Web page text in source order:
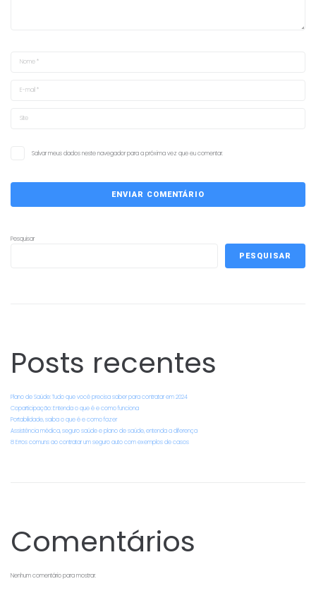
Salvar meus dados neste navegador para a próxima vez que eu comentar.
Pesquisar
PESQUISAR
Posts recentes
Plano de Saúde: Tudo que você precisa saber para contratar em 2024
Coparticipação: Entenda o que é e como funciona
Portabilidade, saiba o que é e como fazer
Assistência médica, seguro saúde e plano de saúde, entenda a diferença
8 Erros comuns ao contratar um seguro auto com exemplos de casos
Comentários
Nenhum comentário para mostrar.